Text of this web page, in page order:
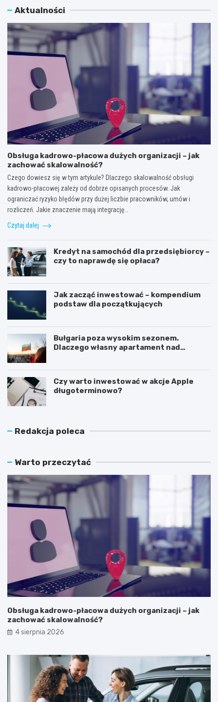
Aktualności
Obsługa kadrowo-płacowa dużych organizacji – jak
zachować skalowalność?
Czego dowiesz się w tym artykule? Dlaczego skalowalność obsługi
kadrowo-płacowej zależy od dobrze opisanych procesów. Jak
ograniczać ryzyko błędów przy dużej liczbie pracowników, umów i
rozliczeń. Jakie znaczenie mają integrację…
Czytaj dalej
Kredyt na samochód dla przedsiębiorcy –
czy to naprawdę się opłaca?
Jak zacząć inwestować – kompendium
podstaw dla początkujących
Bułgaria poza wysokim sezonem.
Dlaczego własny apartament nad
Czy warto inwestować w akcje Apple
długoterminowo?
Redakcja poleca
Warto przeczytać
Obsługa kadrowo-płacowa dużych organizacji – jak
zachować skalowalność?
4 sierpnia 2026